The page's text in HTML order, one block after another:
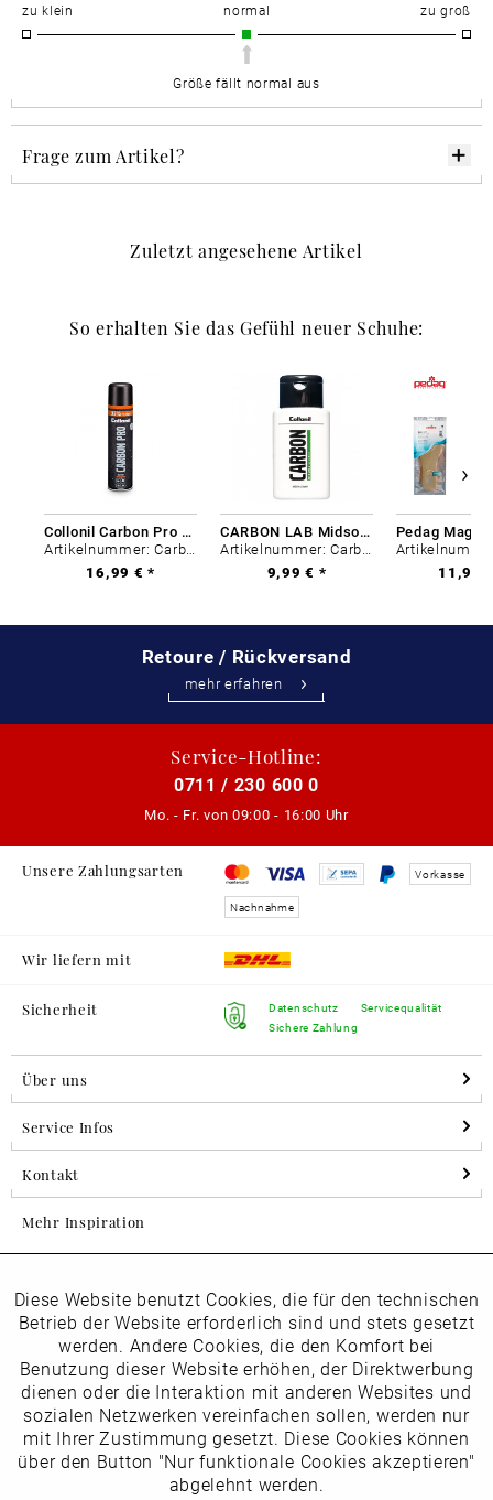
zu klein normal zu groß
Größe fällt normal aus
Frage zum Artikel?
Zuletzt angesehene Artikel
So erhalten Sie das Gefühl neuer Schuhe:
Collonil Carbon Pro 400 ml
Artikelnummer: Carbon-0
16,99 € *
CARBON LAB Midsole Cleaner
Artikelnummer: Carbon-0
9,99 € *
11,99
Retoure / Rückversand
mehr erfahren
Service-Hotline:
0711 / 230 600 0
Mo. - Fr. von 09:00 - 16:00 Uhr
Unsere Zahlungsarten Vorkasse
Nachnahme
Wir liefern mit
Sicherheit
Datenschutz
Sichere Zahlung
Servicequalität
Über uns
Service Infos
Kontakt
Mehr Inspiration
Folgen Sie uns auf Instagram
horsch_schuhe
Newsletter
Datenschutzbestimmungenhabe ich zur Kenntnis
Funktionale Aktiv
Marketing Inaktiv
Tracking Inaktiv
Diese Website benutzt Cookies, die für den technischen
Betrieb der Website erforderlich sind und stets gesetzt
werden. Andere Cookies, die den Komfort bei
Benutzung dieser Website erhöhen, der Direktwerbung
dienen oder die Interaktion mit anderen Websites und
sozialen Netzwerken vereinfachen sollen, werden nur
mit Ihrer Zustimmung gesetzt. Diese Cookies können
über den Button "Nur funktionale Cookies akzeptieren"
abgelehnt werden.